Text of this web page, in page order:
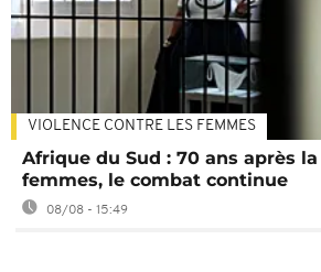
VIOLENCE CONTRE LES FEMMES
Afrique du Sud : 70 ans après
femmes, le combat continue
08/08 - 15:49